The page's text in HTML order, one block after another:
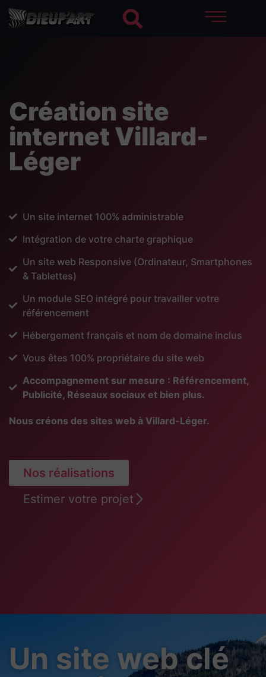
Création site
internet Villard-
Léger
Un site internet 100% administrable
Intégration de votre charte graphique
Un site web Responsive (Ordinateur, Smartphones
& Tablettes)
Un module SEO intégré pour travailler votre
référencement
Hébergement français et nom de domaine inclus
Vous êtes 100% propriétaire du site web
Accompagnement sur mesure : Référencement,
Publicité, Réseaux sociaux et bien plus.
Nous créons des sites web à Villard-Léger.
Nos réalisations
Estimer votre projet
Un site web clé